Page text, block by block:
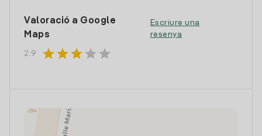
Valoració a Google
Maps
2.9 starstarstar star star
Escriure una
resenya